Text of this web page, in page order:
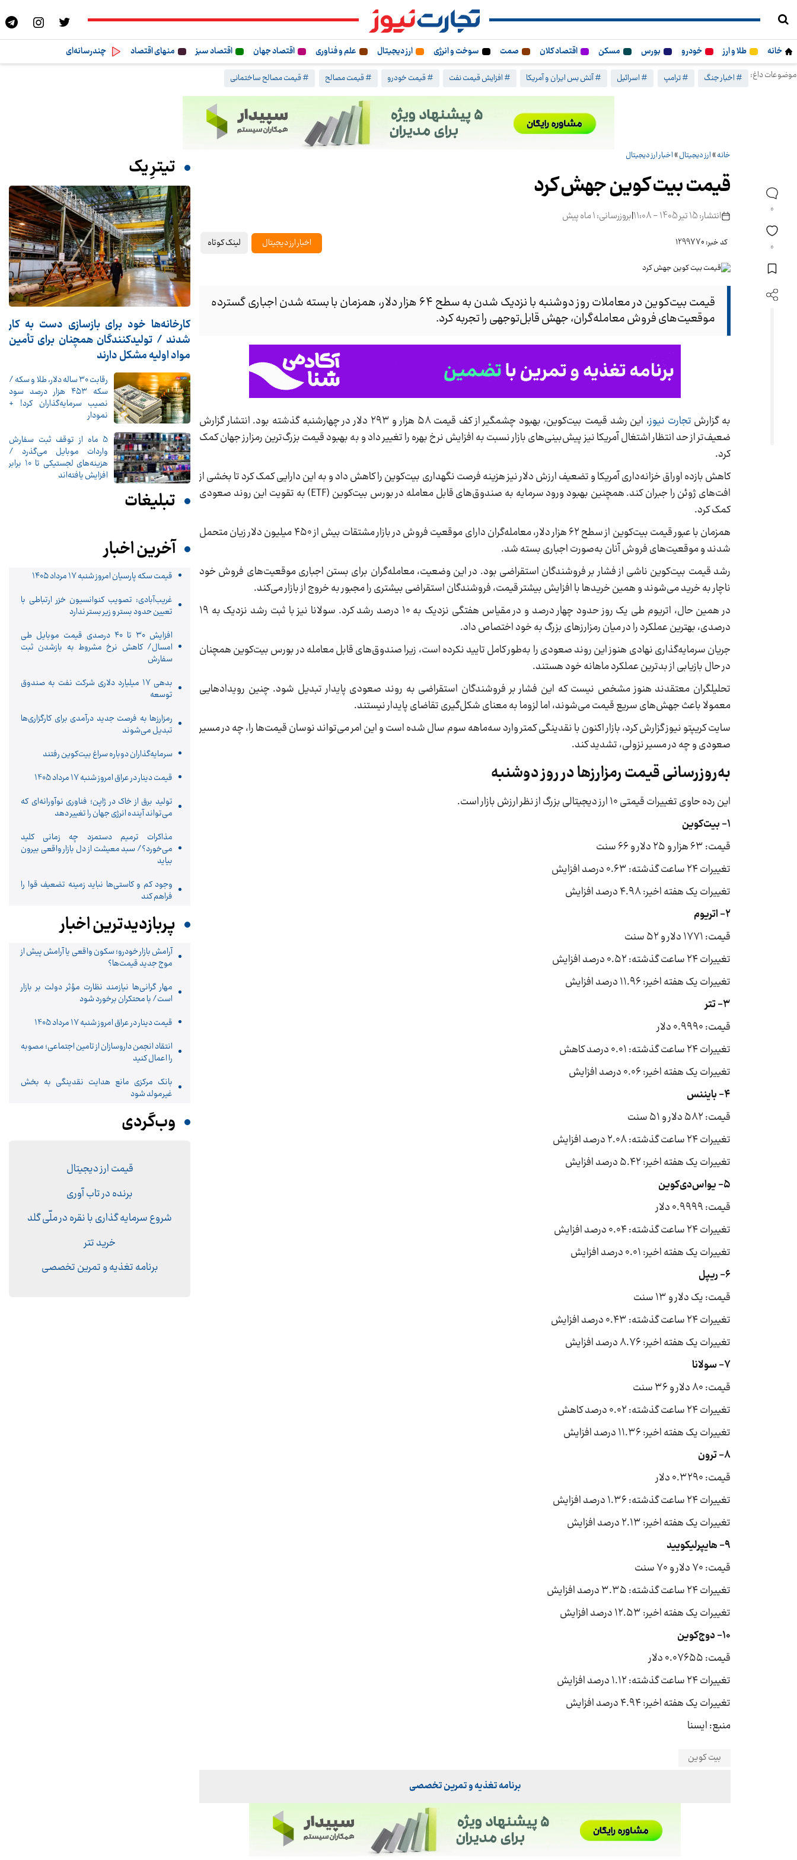
خانه طلا و ارز خودرو بورس مسکن اقتصاد کلان صمت سوخت و انرژی ارز دیجیتال علم و فناوری اقتصاد جهان اقتصاد سبز منهای اقتصاد
چندرسانه‌ای
موضوعات داغ:
# اخبار جنگ # ترامپ # اسرائیل # آتش بس ایران و آمریکا # افزایش قیمت نفت # قیمت خودرو # قیمت مصالح # قیمت مصالح ساختمانی
0
0
خانه» ارز دیجیتال» اخبار ارز دیجیتال
قیمت بیت کوین جهش کرد
انتشار: 15 تیر 1405 - 11:08 |بروزرسانی: 1 ماه پیش
کد خبر: 1299770 اخبار ارز دیجیتال لینک کوتاه
قیمت بیت‌کوین در معاملات روز دوشنبه با نزدیک شدن به سطح ۶۴ هزار دلار، همزمان با بسته شدن اجباری گسترده
موقعیت‌های فروش معامله‌گران، جهش قابل‌توجهی را تجربه کرد.
به گزارش تجارت نیوز
، این رشد قیمت بیت‌کوین، بهبود چشمگیر از کف قیمت ۵۸ هزار و ۲۹۳ دلار در چهارشنبه گذشته بود. انتشار گزارش
ضعیف‌تر از حد انتظار اشتغال آمریکا نیز پیش‌بینی‌های بازار نسبت به افزایش نرخ بهره را تغییر داد و به بهبود قیمت بزرگ‌ترین رمزارز جهان کمک
کرد.
کاهش بازده اوراق خزانه‌داری آمریکا و تضعیف ارزش دلار نیز هزینه فرصت نگهداری بیت‌کوین را کاهش داد و به این دارایی کمک کرد تا بخشی از
افت‌های ژوئن را جبران کند. همچنین بهبود ورود سرمایه به صندوق‌های قابل معامله در بورس بیت‌کوین (ETF) به تقویت این روند صعودی
کمک کرد.
همزمان با عبور قیمت بیت‌کوین از سطح ۶۲ هزار دلار، معامله‌گران دارای موقعیت فروش در بازار مشتقات بیش از ۴۵۰ میلیون دلار زیان متحمل
شدند و موقعیت‌های فروش آنان به‌صورت اجباری بسته شد.
رشد قیمت بیت‌کوین ناشی از فشار بر فروشندگان استقراضی بود. در این وضعیت، معامله‌گران برای بستن اجباری موقعیت‌های فروش خود
ناچار به خرید می‌شوند و همین خریدها با افزایش بیشتر قیمت، فروشندگان استقراضی بیشتری را مجبور به خروج از بازار می‌کند.
در همین حال، اتریوم طی یک روز حدود چهار درصد و در مقیاس هفتگی نزدیک به ۱۰ درصد رشد کرد. سولانا نیز با ثبت رشد نزدیک به ۱۹
درصدی، بهترین عملکرد را در میان رمزارزهای بزرگ به خود اختصاص داد.
جریان سرمایه‌گذاری نهادی هنوز این روند صعودی را به‌طور کامل تایید نکرده است، زیرا صندوق‌های قابل معامله در بورس بیت‌کوین همچنان
در حال بازیابی از بدترین عملکرد ماهانه خود هستند.
تحلیلگران معتقدند هنوز مشخص نیست که این فشار بر فروشندگان استقراضی به روند صعودی پایدار تبدیل شود. چنین رویدادهایی
معمولا باعث جهش‌های سریع قیمت می‌شوند، اما لزوما به معنای شکل‌گیری تقاضای پایدار نیستند.
سایت کریپتو نیوز گزارش کرد، بازار اکنون با نقدینگی کمتر وارد سه‌ماهه سوم سال شده است و این امر می‌تواند نوسان قیمت‌ها را، چه در مسیر
صعودی و چه در مسیر نزولی، تشدید کند.
به‌روزرسانی قیمت رمزارزها در روز دوشنبه
این رده حاوی تغییرات قیمتی ۱۰ ارز دیجیتالی بزرگ از نظر ارزش بازار است.
۱- بیت‌کوین
قیمت: ۶۳ هزار و ۲۵ دلار و ۶۶ سنت
تغییرات ۲۴ ساعت گذشته: ۰.۶۳ درصد افزایش
تغییرات یک هفته اخیر: ۴.۹۸ درصد افزایش
۲- اتریوم
قیمت: ۱۷۷۱ دلار و ۵۲ سنت
تغییرات ۲۴ ساعت گذشته: ۰.۵۲ درصد افزایش
تغییرات یک هفته اخیر: ۱۱.۹۶ درصد افزایش
۳- تتر
قیمت: ۰.۹۹۹۰ دلار
تغییرات ۲۴ ساعت گذشته: ۰.۰۱ درصد کاهش
تغییرات یک هفته اخیر: ۰.۰۶ درصد افزایش
۴- بایننس‌
قیمت: ۵۸۲ دلار و ۵۱ سنت
تغییرات ۲۴ ساعت گذشته: ۲.۰۸ درصد افزایش
تغییرات یک هفته اخیر: ۵.۴۲ درصد افزایش
۵- یواس‌دی‌کوین
قیمت: ۰.۹۹۹۹ دلار
تغییرات ۲۴ ساعت گذشته: ۰.۰۴ درصد افزایش
تغییرات یک هفته اخیر: ۰.۰۱ درصد افزایش
۶- ریپل
قیمت: یک دلار و ۱۳ سنت
تغییرات ۲۴ ساعت گذشته: ۰.۴۳ درصد افزایش
تغییرات یک هفته اخیر: ۸.۷۶ درصد افزایش
۷- سولانا
قیمت: ۸۰ دلار و ۳۶ سنت
تغییرات ۲۴ ساعت گذشته: ۰.۰۲ درصد کاهش
تغییرات یک هفته اخیر: ۱۱.۳۶ درصد افزایش
۸- ترون
قیمت: ۰.۳۲۹۰ دلار
تغییرات ۲۴ ساعت گذشته: ۱.۳۶ درصد افزایش
تغییرات یک هفته اخیر: ۲.۱۳ درصد افزایش
۹- هایپرلیکویید
قیمت: ۷۰ دلار و ۷۰ سنت
تغییرات ۲۴ ساعت گذشته: ۳.۳۵ درصد افزایش
تغییرات یک هفته اخیر: ۱۲.۵۳ درصد افزایش
۱۰- دوج‌کوین
قیمت: ۰.۰۷۶۵۵ دلار
تغییرات ۲۴ ساعت گذشته: ۱.۱۲ درصد افزایش
تغییرات یک هفته اخیر: ۴.۹۴ درصد افزایش
منبع: ایسنا
بیت کوین
برنامه تغذیه و تمرین تخصصی
تیترِ یک
کارخانه‌ها خود برای بازسازی دست به کار
شدند / تولیدکنندگان همچنان برای تأمین
مواد اولیه مشکل دارند
رقابت ۳۰ ساله دلار، طلا و سکه /
سکه ۴۵۳ هزار درصد سود
نصیب سرمایه‌گذاران کرد! +
نمودار
5 ماه از توقف ثبت سفارش
واردات موبایل می‌گذرد /
هزینه‌های لجستیکی تا 10 برابر
افزایش یافته‌اند
تبلیغات
آخرین اخبار
قیمت سکه پارسیان امروز شنبه ۱۷ مرداد ۱۴۰۵
غریب‌آبادی: تصویب کنوانسیون خزر ارتباطی با
تعیین حدود بستر و زیر بستر ندارد
افزایش ۳۰ تا ۴۰ درصدی قیمت موبایل طی
امسال/ کاهش نرخ مشروط به بازشدن ثبت
سفارش
بدهی ١٧ میلیارد دلاری شرکت نفت به صندوق
توسعه
رمزارزها به فرصت جدید درآمدی برای کارگزاری‌ها
تبدیل می‌شوند
سرمایه‌گذاران دوباره سراغ بیت‌کوین رفتند
قیمت دینار در عراق امروز شنبه 17 مرداد 1405
تولید برق از خاک در ژاپن؛ فناوری نوآورانه‌ای که
می‌تواند آینده انرژی جهان را تغییر دهد
مذاکرات ترمیم دستمزد چه زمانی کلید
می‌خورد؟/ سبد معیشت از دل بازار واقعی بیرون
بیاید
وجود کم و کاستی‌ها نباید زمینه تضعیف قوا را
فراهم کند
پربازدیدترین اخبار
آرامش بازار خودرو؛ سکون واقعی یا آرامش پیش از
موج جدید قیمت‌ها؟
مهار گرانی‌ها نیازمند نظارت مؤثر دولت بر بازار
است/ با محتکران برخورد شود
قیمت دینار در عراق امروز شنبه 17 مرداد 1405
انتقاد انجمن داروسازان از تامین اجتماعی؛ مصوبه
را اعمال کنید
بانک مرکزی مانع هدایت نقدینگی به بخش
غیرمولد شود
وب‌گردی
قیمت ارز دیجیتال
برنده در تاب آوری
شروع سرمایه گذاری با نقره در ملّی گلد
خرید تتر
برنامه تغذیه و تمرین تخصصی